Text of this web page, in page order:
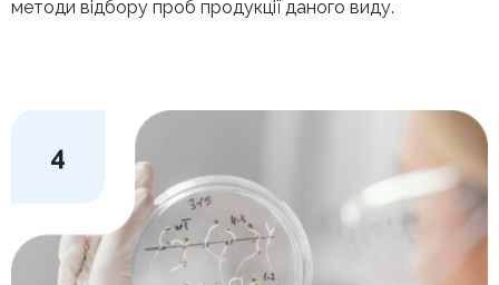
методи відбору проб продукції даного виду.
4